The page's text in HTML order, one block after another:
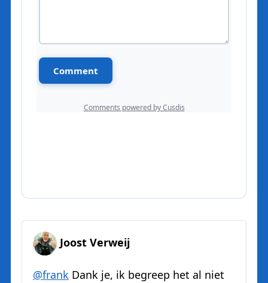
Joost Verweij
@frank Dank je, ik begreep het al niet